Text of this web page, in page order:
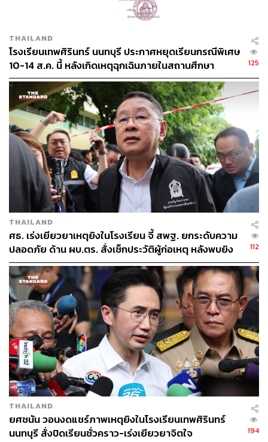
THAILAND
โรงเรียนเทพศิรินทร์ นนทบุรี ประกาศหยุดเรียนกรณีพิเศษ
10-14 ส.ค. นี้ หลังเกิดเหตุฉุกเฉินภายในสถานศึกษา
125
THAILAND
ศธ. เร่งเยียวยาเหตุยิงในโรงเรียน จี้ สพฐ. ยกระดับความ
ปลอดภัย ด้าน ผบ.ตร. สั่งเช็กประวัติผู้ก่อเหตุ หลังพบยิง
จุดตายแม่นยำ
112
THAILAND
ยศชนัน วอนงดแชร์ภาพเหตุยิงในโรงเรียนเทพศิรินทร์
นนทบุรี สั่งปิดเรียนชั่วคราว-เร่งเยียวยาจิตใจ
194